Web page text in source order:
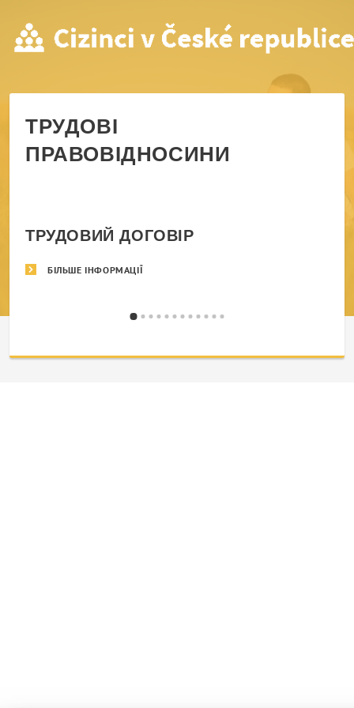
ТРУДОВІ
ТРУДОВІ
ПРАВОВІДНОСИНИ
ТРУДОВИЙ ДОГОВІР
БІЛЬШЕ ІНФОРМАЦІЇ